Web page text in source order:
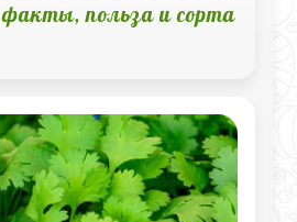
польза и сорта